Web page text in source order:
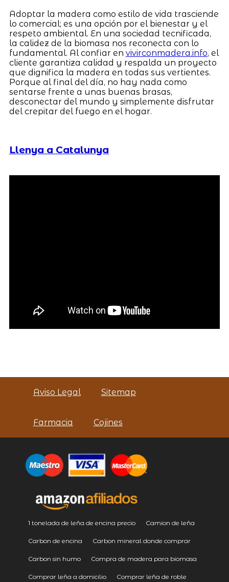
Adoptar la madera como estilo de vida trasciende
lo comercial; es una opción por el bienestar y el
respeto ambiental. En una sociedad tecnificada,
la calidez de la biomasa nos reconecta con lo
fundamental. Al confiar en vivirconmadera.info, el
cliente garantiza calidad y respalda un proyecto
que dignifica la madera en todas sus vertientes.
Porque al final del día, no hay nada como
sentarse frente a unas buenas brasas,
desconectar del mundo y simplemente disfrutar
del crepitar del fuego en el hogar.
Llenya a Catalunya
Aviso Legal Sitemap
Farmacia Cojines
1 tonelada de leña de encina precio Camion de leña
Carbon de encina Carbon mineral donde comprar
Carbon sin humo Compra de madera para biomasa
Comprar leña a domicilio Comprar leña de roble